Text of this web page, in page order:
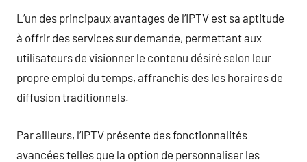
L’un des principaux avantages de l’IPTV est sa aptitude
à offrir des services sur demande, permettant aux
utilisateurs de visionner le contenu désiré selon leur
propre emploi du temps, affranchis des les horaires de
diffusion traditionnels.
Par ailleurs, l’IPTV présente des fonctionnalités
avancées telles que la option de personnaliser les